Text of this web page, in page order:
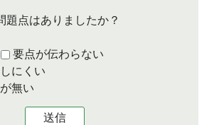
題点はありましたか？
要点が伝わらない
にくい
無い
送信